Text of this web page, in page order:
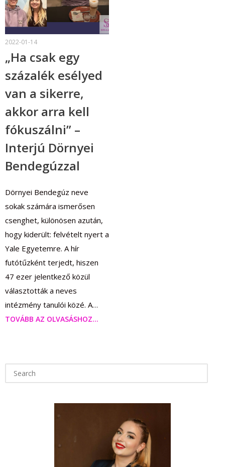
2022-01-14
„Ha csak egy
százalék esélyed
van a sikerre,
akkor arra kell
fókuszálni” –
Interjú Dörnyei
Bendegúzzal
Dörnyei Bendegúz neve
sokak számára ismerősen
csenghet, különösen azután,
hogy kiderült: felvételt nyert a
Yale Egyetemre. A hír
futótűzként terjedt, hiszen
47 ezer jelentkező közül
választották a neves
intézmény tanulói közé. A…
TOVÁBB AZ OLVASÁSHOZ...
for: